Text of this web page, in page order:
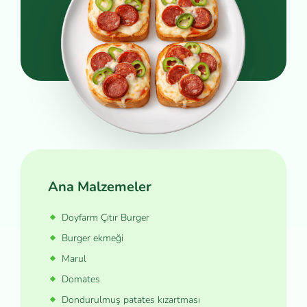
Ana Malzemeler
Doyfarm Çıtır Burger
Burger ekmeği
Marul
Domates
Dondurulmuş patates kızartması